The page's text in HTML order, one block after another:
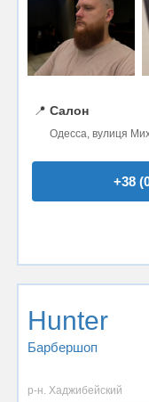
📍 Салон
Одесса, вулиця
+38
Hunter
Барбершоп
р-н. Хаджибейский